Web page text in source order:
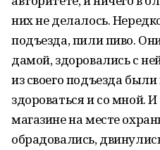
них не делалось.
подъезда, пили пиво.
дамой, здоровались с
из своего подъезда
здороваться и со мной.
магазине на месте
обрадовались,